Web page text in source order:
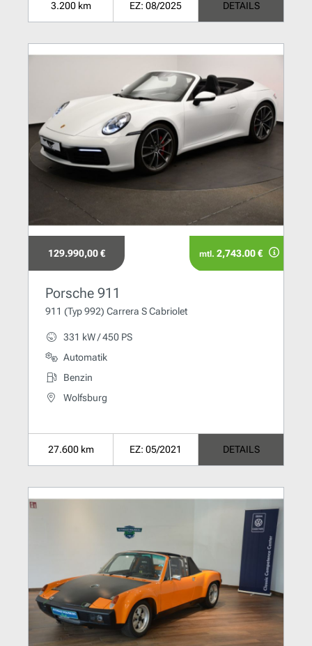
3.200 km EZ: 08/2025 DETAILS
129.990,00 € mtl. 2,743.00 €
Porsche 911
911 (Typ 992) Carrera S Cabriolet
331 kW / 450 PS
Automatik
Benzin
Wolfsburg
27.600 km EZ: 05/2021 DETAILS